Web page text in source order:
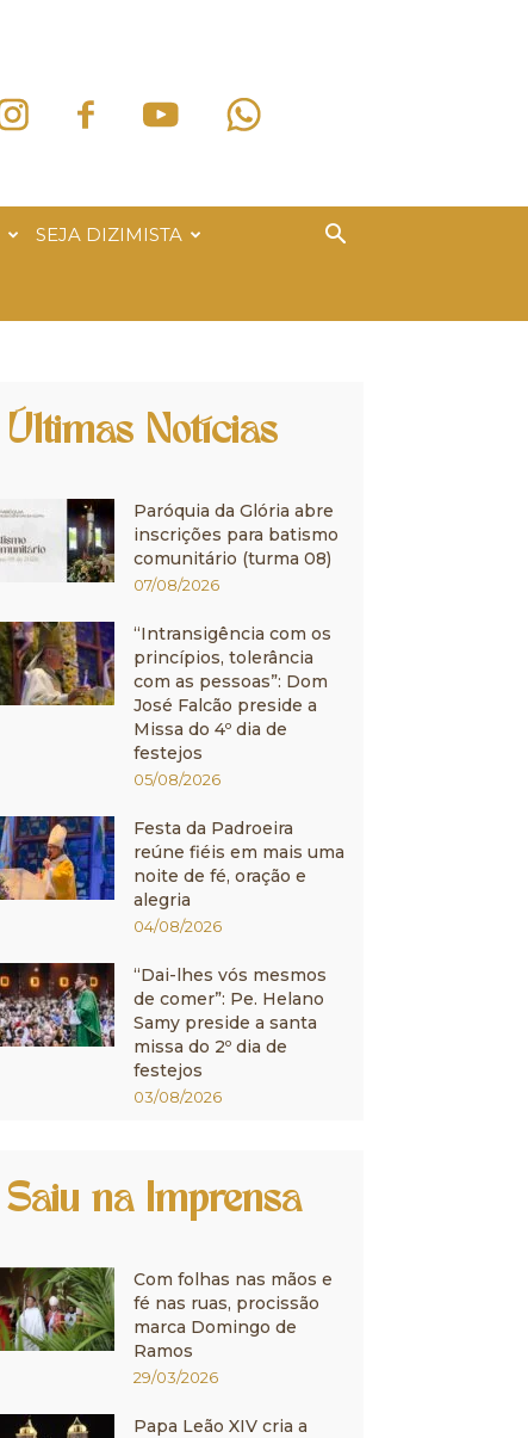
SEJA DIZIMISTA
Últimas Notícias
Paróquia da Glória abre
inscrições para batismo
comunitário (turma 08)
07/08/2026
“Intransigência com os
princípios, tolerância
com as pessoas”: Dom
José Falcão preside a
Missa do 4º dia de
festejos
05/08/2026
Festa da Padroeira
reúne fiéis em mais uma
noite de fé, oração e
alegria
04/08/2026
“Dai-lhes vós mesmos
de comer”: Pe. Helano
Samy preside a santa
missa do 2º dia de
festejos
03/08/2026
Saiu na Imprensa
Com folhas nas mãos e
fé nas ruas, procissão
marca Domingo de
Ramos
29/03/2026
Papa Leão XIV cria a